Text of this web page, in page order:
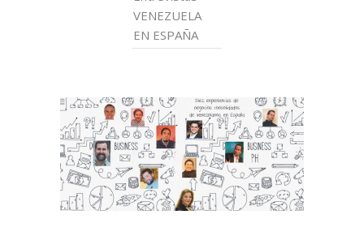
VENEZUELA
EN ESPAÑA